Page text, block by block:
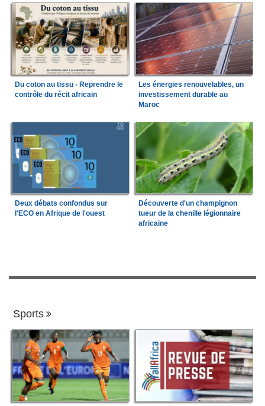
Du coton au tissu - Reprendre le
contrôle du récit africain
Les énergies renouvelables, un
investissement durable au
Maroc
Deux débats confondus sur
l'ECO en Afrique de l'ouest
Découverte d'un champignon
tueur de la chenille légionnaire
africaine
Sports